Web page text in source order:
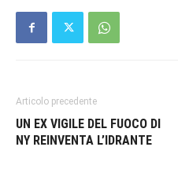
Articolo precedente
UN EX VIGILE DEL FUOCO DI
NY REINVENTA L’IDRANTE